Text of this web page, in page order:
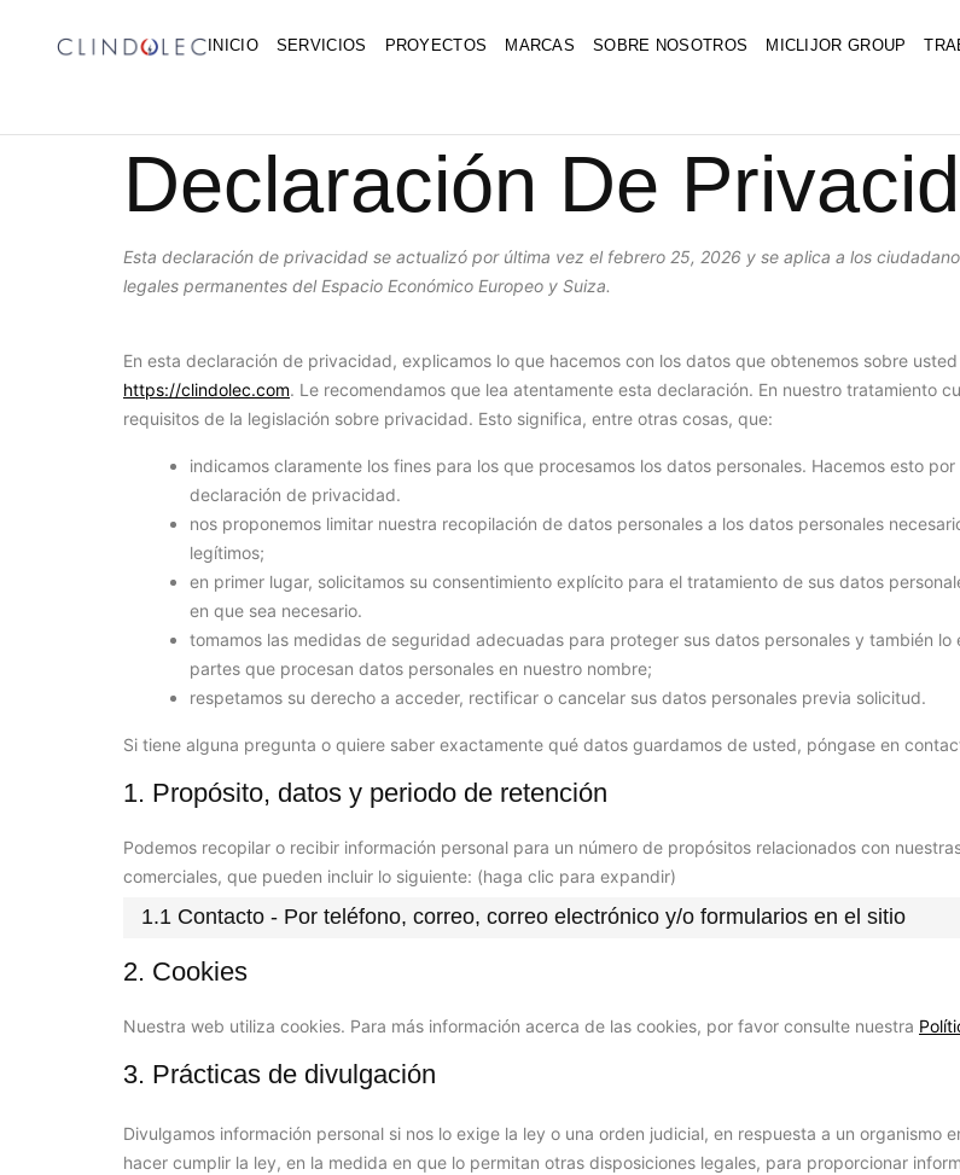
INICIO SERVICIOS PROYECTOS MARCAS SOBRE NOSOTROS MICLIJOR GROUP
Declaración De
Esta declaración de privacidad se actualizó por última vez el febrero 25, 2026 y se aplica a los
legales permanentes del Espacio Económico Europeo y Suiza.
En esta declaración de privacidad, explicamos lo que hacemos con los datos que obtenemos sobre
https://clindolec.com. Le recomendamos que lea atentamente esta declaración. En nuestro tratamiento
requisitos de la legislación sobre privacidad. Esto significa, entre otras cosas, que:
indicamos claramente los fines para los que procesamos los datos personales. Hacemos esto
declaración de privacidad.
nos proponemos limitar nuestra recopilación de datos personales a los datos personales
legítimos;
en primer lugar, solicitamos su consentimiento explícito para el tratamiento de sus datos
en que sea necesario.
tomamos las medidas de seguridad adecuadas para proteger sus datos personales y también lo
partes que procesan datos personales en nuestro nombre;
respetamos su derecho a acceder, rectificar o cancelar sus datos personales previa solicitud.
Si tiene alguna pregunta o quiere saber exactamente qué datos guardamos de usted, póngase en
1. Propósito, datos y periodo de retención
Podemos recopilar o recibir información personal para un número de propósitos relacionados con
comerciales, que pueden incluir lo siguiente: (haga clic para expandir)
1.1 Contacto - Por teléfono, correo, correo electrónico y/o formularios en el sitio
2. Cookies
Nuestra web utiliza cookies. Para más información acerca de las cookies, por favor consulte nuestra
3. Prácticas de divulgación
Divulgamos información personal si nos lo exige la ley o una orden judicial, en respuesta a un organismo
hacer cumplir la ley, en la medida en que lo permitan otras disposiciones legales, para proporcionar